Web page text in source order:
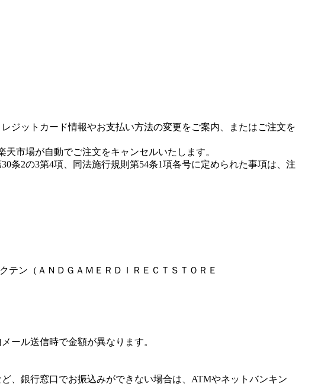
ジットカード情報やお支払い方法の変更をご案内、またはご注文を
市場が自動でご注文をキャンセルいたします。
条2の3第4項、同法施行規則第54条1項各号に定められた事項は、注
テン（ＡＮＤＧＡＭＥＲＤＩＲＥＣＴＳＴＯＲＥ
ール送信時で金額が異なります。
、銀行窓口でお振込みができない場合は、ATMやネットバンキン